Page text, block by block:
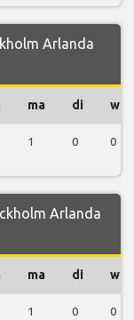
Arlanda
ma di wo
1 0 0
Arlanda
ma di wo
1 0 0